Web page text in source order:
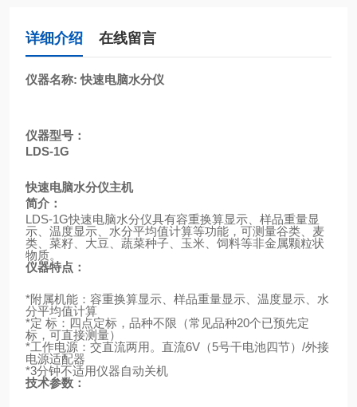
详细介绍 在线留言
仪器名称:快速电脑水分仪
仪器型号：
LDS-1G
快速电脑水分仪主机
简介：
LDS-1G快速电脑水分仪具有容重换算显示、样品重量显
示、温度显示、水分平均值计算等功能，可测量谷类、麦
类、菜籽、大豆、蔬菜种子、玉米、饲料等非金属颗粒状
物质。
仪器特点：
*附属机能：容重换算显示、样品重量显示、温度显示、水
分平均值计算
*定 标：四点定标，品种不限（常见品种20个已预先定
标，可直接测量）
*工作电源：交直流两用。直流6V （5号干电池四节） /外接
电源适配器
*3分钟不适用仪器自动关机
技术参数：